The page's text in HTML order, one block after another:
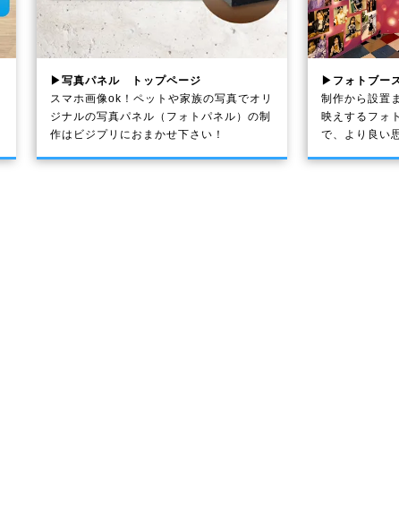
▶写真パネル トップページ
スマホ画像ok！ペットや家族の写真でオリ
ジナルの写真パネル（フォトパネル）の制
作はビジプリにおまかせ下さい！
▶フォトブー
制作から設置
映えするフォ
で、より良い